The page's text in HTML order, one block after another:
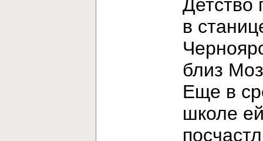
Детство
в
близ
Еще в
школе